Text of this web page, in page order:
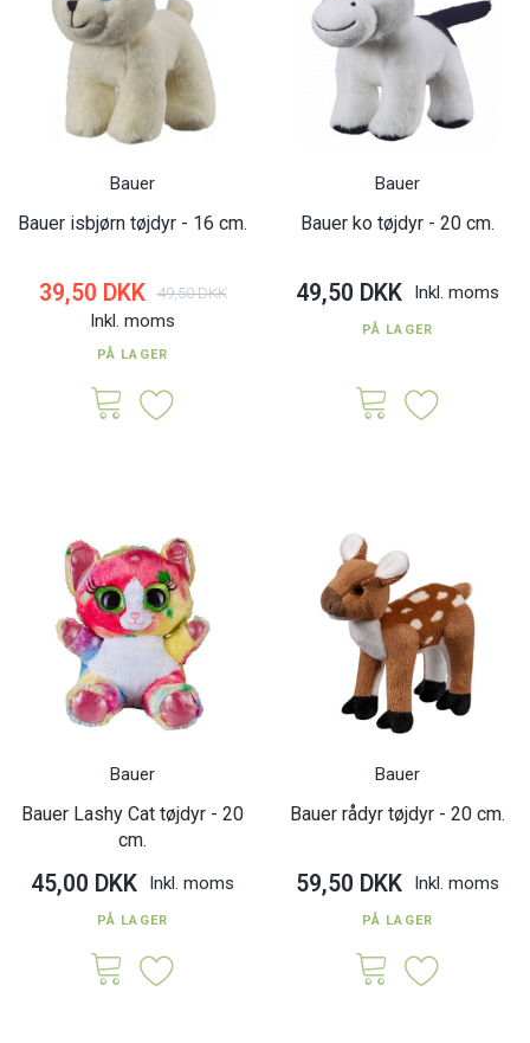
Bauer
Bauer isbjørn tøjdyr - 16 cm.
39,50 DKK 49,50 DKK
Inkl. moms
PÅ LAGER
Bauer
Bauer ko tøjdyr - 20 cm.
49,50 DKK Inkl. moms
PÅ LAGER
Bauer
Bauer Lashy Cat tøjdyr - 20
cm.
45,00 DKK Inkl. moms
PÅ LAGER
Bauer
Bauer rådyr tøjdyr - 20 cm.
59,50 DKK Inkl. moms
PÅ LAGER